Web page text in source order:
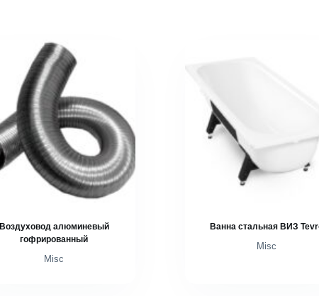
Воздуховод алюминевый
гофрированный
Misc
Ванна стальная ВИЗ
Misc